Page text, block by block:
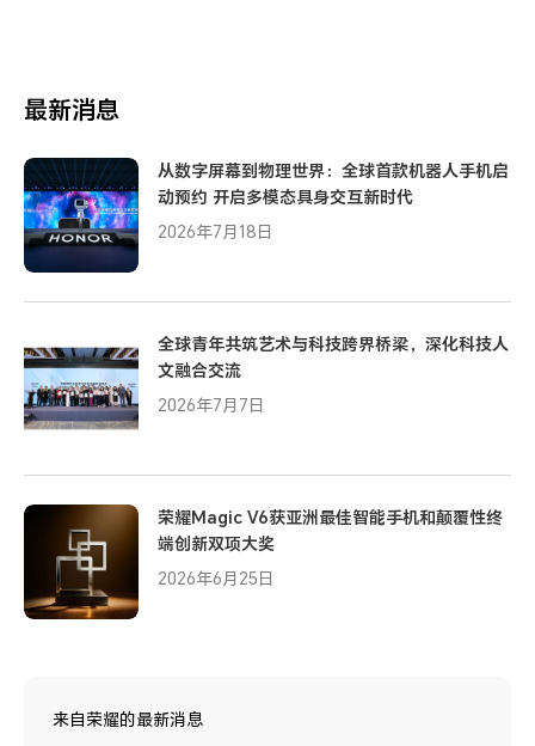
最新消息
从数字屏幕到物理世界：全球首款机器人手机启
动预约 开启多模态具身交互新时代
2026年7月18日
全球青年共筑艺术与科技跨界桥梁，深化科技人
文融合交流
2026年7月7日
荣耀Magic V6获亚洲最佳智能手机和颠覆性终
端创新双项大奖
2026年6月25日
来自荣耀的最新消息